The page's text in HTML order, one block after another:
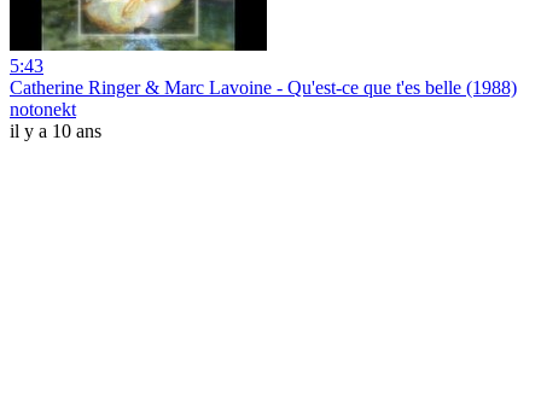
5:43
Catherine Ringer & Marc Lavoine - Qu'est-ce que t'es belle (1988)
notonekt
il y a 10 ans